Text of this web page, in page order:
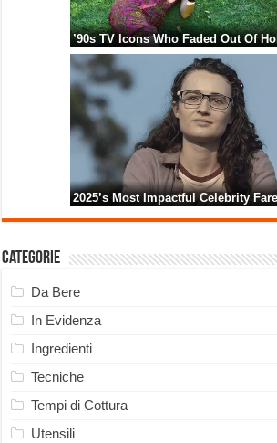
Categorie
Da Bere
In Evidenza
Ingredienti
Tecniche
Tempi di Cottura
Utensili